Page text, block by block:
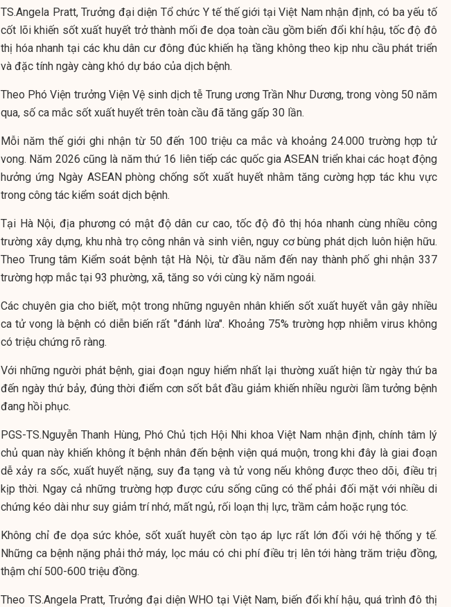
TS.Angela Pratt, Trưởng đại diện Tổ chức Y tế thế giới tại Việt Nam nhận định, có ba yếu tố
cốt lõi khiến sốt xuất huyết trở thành mối đe dọa toàn cầu gồm biến đổi khí hậu, tốc độ đô
thị hóa nhanh tại các khu dân cư đông đúc khiến hạ tầng không theo kịp nhu cầu phát triển
và đặc tính ngày càng khó dự báo của dịch bệnh.
Theo Phó Viện trưởng Viện Vệ sinh dịch tễ Trung ương Trần Như Dương, trong vòng 50 năm
qua, số ca mắc sốt xuất huyết trên toàn cầu đã tăng gấp 30 lần.
Mỗi năm thế giới ghi nhận từ 50 đến 100 triệu ca mắc và khoảng 24.000 trường hợp tử
vong. Năm 2026 cũng là năm thứ 16 liên tiếp các quốc gia ASEAN triển khai các hoạt động
hưởng ứng Ngày ASEAN phòng chống sốt xuất huyết nhằm tăng cường hợp tác khu vực
trong công tác kiểm soát dịch bệnh.
Tại Hà Nội, địa phương có mật độ dân cư cao, tốc độ đô thị hóa nhanh cùng nhiều công
trường xây dựng, khu nhà trọ công nhân và sinh viên, nguy cơ bùng phát dịch luôn hiện hữu.
Theo Trung tâm Kiểm soát bệnh tật Hà Nội, từ đầu năm đến nay thành phố ghi nhận 337
trường hợp mắc tại 93 phường, xã, tăng so với cùng kỳ năm ngoái.
Các chuyên gia cho biết, một trong những nguyên nhân khiến sốt xuất huyết vẫn gây nhiều
ca tử vong là bệnh có diễn biến rất "đánh lừa". Khoảng 75% trường hợp nhiễm virus không
có triệu chứng rõ ràng.
Với những người phát bệnh, giai đoạn nguy hiểm nhất lại thường xuất hiện từ ngày thứ ba
đến ngày thứ bảy, đúng thời điểm cơn sốt bắt đầu giảm khiến nhiều người lầm tưởng bệnh
đang hồi phục.
PGS-TS.Nguyễn Thanh Hùng, Phó Chủ tịch Hội Nhi khoa Việt Nam nhận định, chính tâm lý
chủ quan này khiến không ít bệnh nhân đến bệnh viện quá muộn, trong khi đây là giai đoạn
dễ xảy ra sốc, xuất huyết nặng, suy đa tạng và tử vong nếu không được theo dõi, điều trị
kịp thời. Ngay cả những trường hợp được cứu sống cũng có thể phải đối mặt với nhiều di
chứng kéo dài như suy giảm trí nhớ, mất ngủ, rối loạn thị lực, trầm cảm hoặc rụng tóc.
Không chỉ đe dọa sức khỏe, sốt xuất huyết còn tạo áp lực rất lớn đối với hệ thống y tế.
Những ca bệnh nặng phải thở máy, lọc máu có chi phí điều trị lên tới hàng trăm triệu đồng,
thậm chí 500-600 triệu đồng.
Theo TS.Angela Pratt, Trưởng đại diện WHO tại Việt Nam, biến đổi khí hậu, quá trình đô thị